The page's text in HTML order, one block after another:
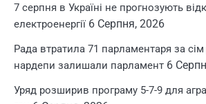
7 серпня в Україні не прогнозують
електроенергії 6 Серпня, 2026
Рада втратила 71 парламентаря за
нардепи залишали парламент 6
Уряд розширив програму 5-7-9 для